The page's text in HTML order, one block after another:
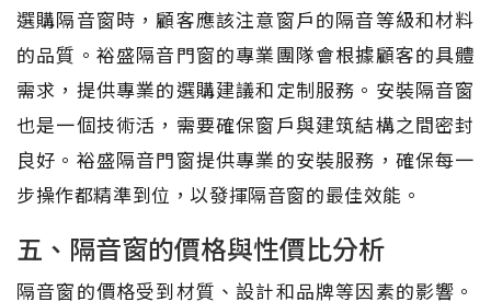
選購隔音窗時，顧客應該注意窗戶的隔音等級和材料
的品質。裕盛隔音門窗的專業團隊會根據顧客的具體
需求，提供專業的選購建議和定制服務。安裝隔音窗
也是一個技術活，需要確保窗戶與建筑結構之間密封
良好。裕盛隔音門窗提供專業的安裝服務，確保每一
步操作都精準到位，以發揮隔音窗的最佳效能。
五、隔音窗的價格與性價比分析
隔音窗的價格受到材質、設計和品牌等因素的影響。